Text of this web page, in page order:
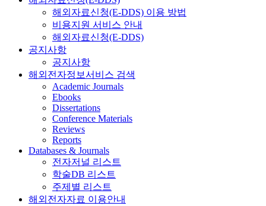
해외자료신청(E-DDS) 이용 방법
비용지원 서비스 안내
해외자료신청(E-DDS)
공지사항
공지사항
해외전자정보서비스 검색
Academic Journals
Ebooks
Dissertations
Conference Materials
Reviews
Reports
Databases & Journals
전자저널 리스트
학술DB 리스트
주제별 리스트
해외전자자료 이용안내